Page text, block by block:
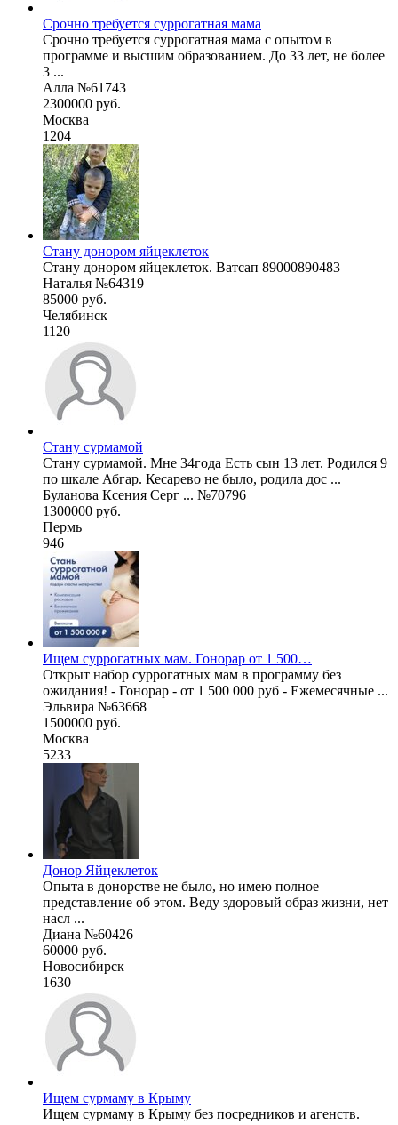
Срочно требуется суррогатная мама
Срочно требуется суррогатная мама с опытом в
программе и высшим образованием. До 33 лет, не более
3 ...
Алла №61743
2300000 руб.
Москва
1204
Стану донором яйцеклеток
Стану донором яйцеклеток. Ватсап 89000890483
Наталья №64319
85000 руб.
Челябинск
1120
Стану сурмамой
Стану сурмамой. Мне 34года Есть сын 13 лет. Родился 9
по шкале Абгар. Кесарево не было, родила дос ...
Буланова Ксения Серг ... №70796
1300000 руб.
Пермь
946
Ищем суррогатных мам. Гонорар от 1 500…
Открыт набор суррогатных мам в программу без
ожидания! - Гонорар - от 1 500 000 руб - Ежемесячные ...
Эльвира №63668
1500000 руб.
Москва
5233
Донор Яйцеклеток
Опыта в донорстве не было, но имею полное
представление об этом. Веду здоровый образ жизни, нет
насл ...
Диана №60426
60000 руб.
Новосибирск
1630
Ищем сурмаму в Крыму
Ищем сурмаму в Крыму без посредников и агенств.